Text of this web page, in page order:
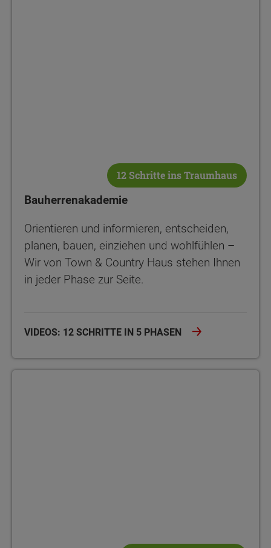
12 Schritte ins Traumhaus
Bauherrenakademie
Orientieren und informieren, entscheiden,
planen, bauen, einziehen und wohlfühlen –
Wir von Town & Country Haus stehen Ihnen
in jeder Phase zur Seite.
VIDEOS: 12 SCHRITTE IN 5 PHASEN